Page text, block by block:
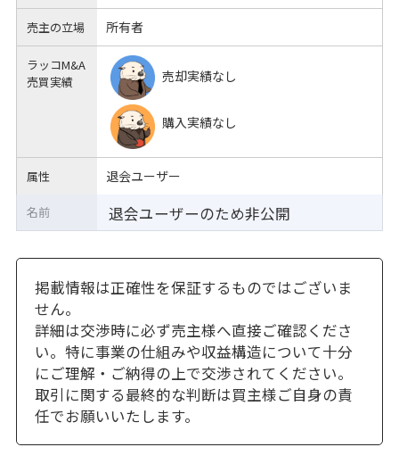
売主の立場 所有者
ラッコM&A
売買実績
売却実績なし
購入実績なし
属性 退会ユーザー
退会ユーザーのため非公開
名前
掲載情報は正確性を保証するものではございま
せん。
詳細は交渉時に必ず売主様へ直接ご確認くださ
い。特に事業の仕組みや収益構造について十分
にご理解・ご納得の上で交渉されてください。
取引に関する最終的な判断は買主様ご自身の責
任でお願いいたします。